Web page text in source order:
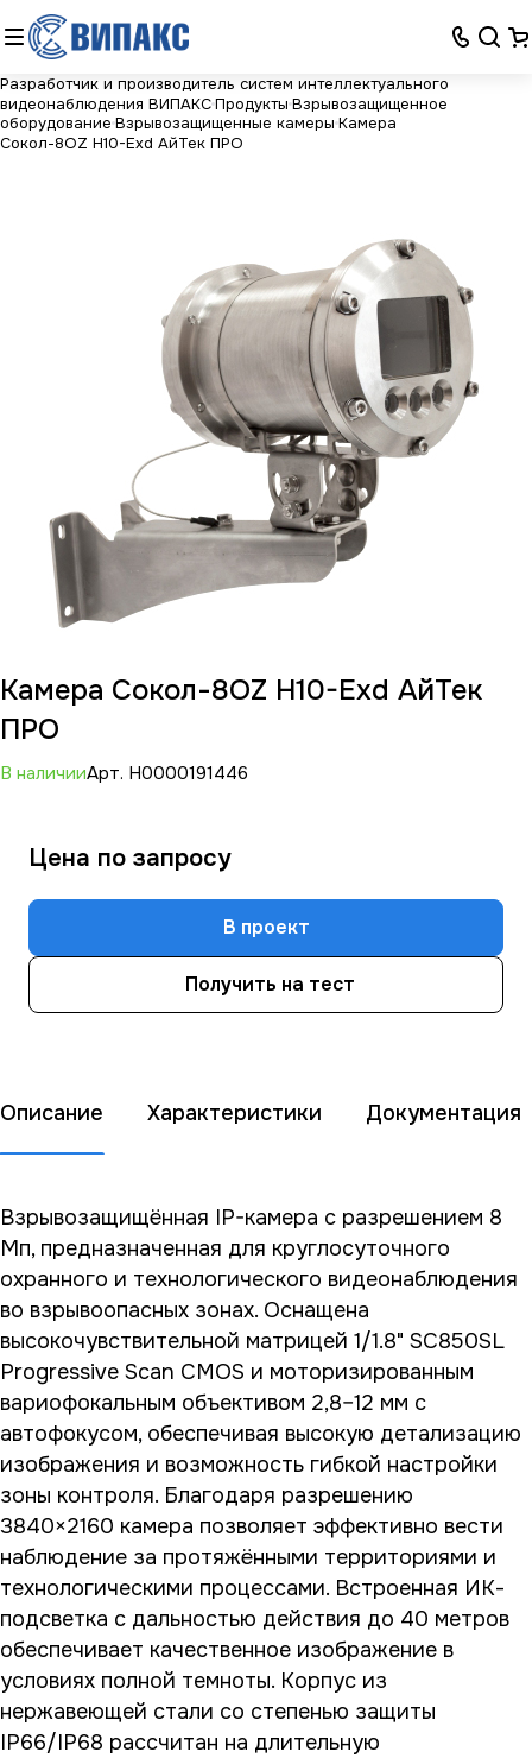
Разработчик и производитель систем интеллектуального
видеонаблюдения ВИПАКСПродукты Взрывозащищенное
оборудование Взрывозащищенные камеры Камера
Сокол-8OZ Н10-Exd АйТек ПРО
Камера Сокол-8OZ Н10-Exd АйТек
ПРО
В наличииАрт. Н0000191446
Цена по запросу
В проект
Получить на тест
Описание Характеристики Документация
Взрывозащищённая IP-камера с разрешением 8
Мп, предназначенная для круглосуточного
охранного и технологического видеонаблюдения
во взрывоопасных зонах. Оснащена
высокочувствительной матрицей 1/1.8" SC850SL
Progressive Scan CMOS и моторизированным
вариофокальным объективом 2,8–12 мм с
автофокусом, обеспечивая высокую детализацию
изображения и возможность гибкой настройки
зоны контроля. Благодаря разрешению
3840×2160 камера позволяет эффективно вести
наблюдение за протяжёнными территориями и
технологическими процессами. Встроенная ИК-
подсветка с дальностью действия до 40 метров
обеспечивает качественное изображение в
условиях полной темноты. Корпус из
нержавеющей стали со степенью защиты
IP66/IP68 рассчитан на длительную